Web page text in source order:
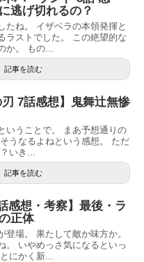
逃げ切れるの？
たね。 イザベラの本領発揮と
ラストでした。 この絶望的な
か。 もの...
記事を読む
刃 7話感想】鬼舞辻無惨
いうことで。 まあ予想通りの
うなるよねという感想。 ただ
いき...
記事を読む
感想・考察】最後・ラ
正体
登場。 果たして敵か味方か。
。 いやめっさ気になるといっ
にかく新...